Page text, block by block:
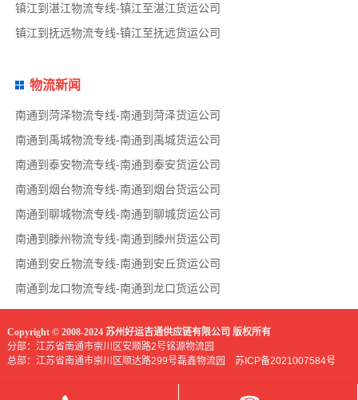
镇江到湛江物流专线-镇江至湛江货运公司
镇江到抚远物流专线-镇江至抚远货运公司
物流新闻
南通到菏泽物流专线-南通到菏泽货运公司
南通到禹城物流专线-南通到禹城货运公司
南通到泰安物流专线-南通到泰安货运公司
南通到烟台物流专线-南通到烟台货运公司
南通到聊城物流专线-南通到聊城货运公司
南通到滕州物流专线-南通到滕州货运公司
南通到安丘物流专线-南通到安丘货运公司
南通到龙口物流专线-南通到龙口货运公司
Copyright © 2008-2024 苏州好运吉通供应链有限公司 版权所有
分部：江苏省南通市崇川区安顺路2号铭源物流园
总部：江苏省南通市崇川区顺达路299号磊鑫物流园 苏ICP备2021007584号